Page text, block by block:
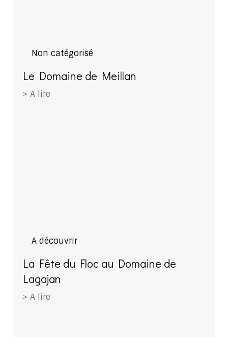
Non catégorisé
Le Domaine de Meillan
> A lire
A découvrir
La Fête du Floc au Domaine de
Lagajan
> A lire